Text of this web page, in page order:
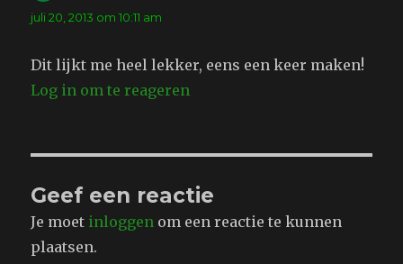
juli 20, 2013 om 10:11 am
Dit lijkt me heel lekker, eens een keer maken!
Log in om te reageren
Geef een reactie
Je moet inloggen om een reactie te kunnen
plaatsen.